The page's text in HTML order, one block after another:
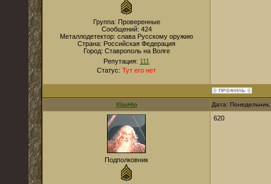
Группа: Проверенные
Сообщений: 424
Металлодетектор: слава Русскому оружию
Страна: Российская Федерация
Город: Ставрополь на Волге
Репутация: 111
Статус: Тут его нет
KbuHto Дата:
Подполковник
620